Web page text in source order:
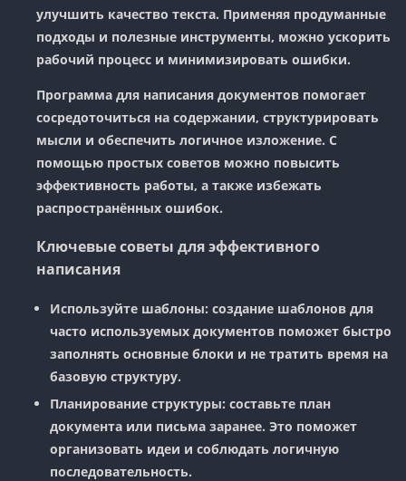
улучшить качество текста. Применяя продуманные
подходы и полезные инструменты, можно ускорить
рабочий процесс и минимизировать ошибки.
Программа для написания документов помогает
сосредоточиться на содержании, структурировать
мысли и обеспечить логичное изложение. С
помощью простых советов можно повысить
эффективность работы, а также избежать
распространённых ошибок.
Ключевые советы для эффективного
написания
Используйте шаблоны: создание шаблонов для
часто используемых документов поможет быстро
заполнять основные блоки и не тратить время на
базовую структуру.
Планирование структуры: составьте план
документа или письма заранее. Это поможет
организовать идеи и соблюдать логичную
последовательность.